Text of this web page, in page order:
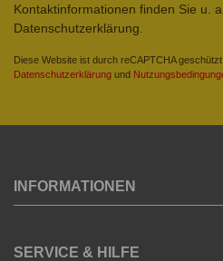
Kontaktinformationen finden Sie u.
Datenschutzerklärung.
Diese Website ist durch reCAPTCHA
Datenschutzerklärung und
INFORMATIONEN
SERVICE & HILFE